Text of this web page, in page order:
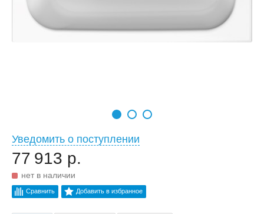
Уведомить о поступлении
77 913 р.
нет в наличии
Сравнить Добавить в избранное